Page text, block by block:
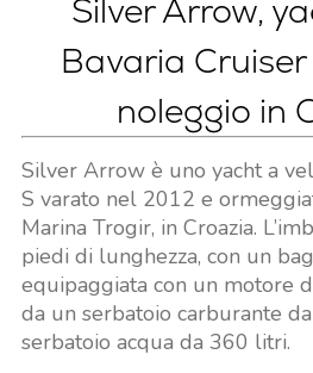
Silver Arrow,
Bavaria
noleggio in
Silver Arrow è uno yacht a
S varato nel 2012 e
Marina Trogir, in Croazia.
piedi di lunghezza, con un
equipaggiata con un motore
da un serbatoio carburante
serbatoio acqua da 360 litri.